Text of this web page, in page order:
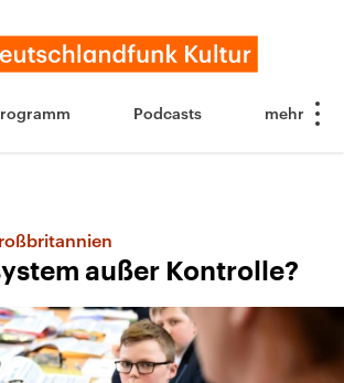
Podcasts
außer Kontrolle?